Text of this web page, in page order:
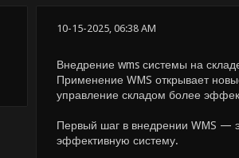
10-15-2025, 06:38 AM
Внедрение wms системы на
Применение WMS открывает
управление складом более
Первый шаг в внедрении WMS —
эффективную систему.